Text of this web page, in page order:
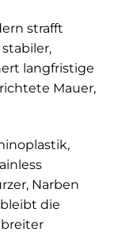
strafft
langfristige
Mauer,
Narben
die